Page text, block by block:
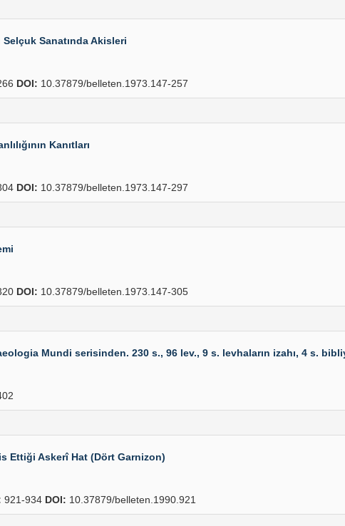
Sanatında Akisleri
DOI: 10.37879/belleten.1973.147-257
Kanıtları
DOI: 10.37879/belleten.1973.147-297
DOI: 10.37879/belleten.1973.147-305
Mundi serisinden. 230 s., 96 lev., 9 s. levhaların izahı, 4 s.
Ettiği Askerî Hat (Dört Garnizon)
921-934 DOI: 10.37879/belleten.1990.921